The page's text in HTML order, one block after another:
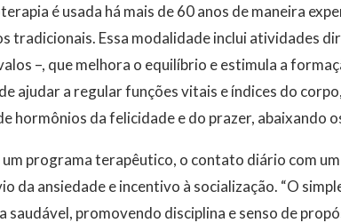
é usada há mais de 60 anos de maneira
tradicionais. Essa modalidade inclui atividades
–, que melhora o equilíbrio e estimula a
ajudar a regular funções vitais e índices do
hormônios da felicidade e do prazer, abaixando
programa terapêutico, o contato diário com
da ansiedade e incentivo à socialização. “O
saudável, promovendo disciplina e senso de